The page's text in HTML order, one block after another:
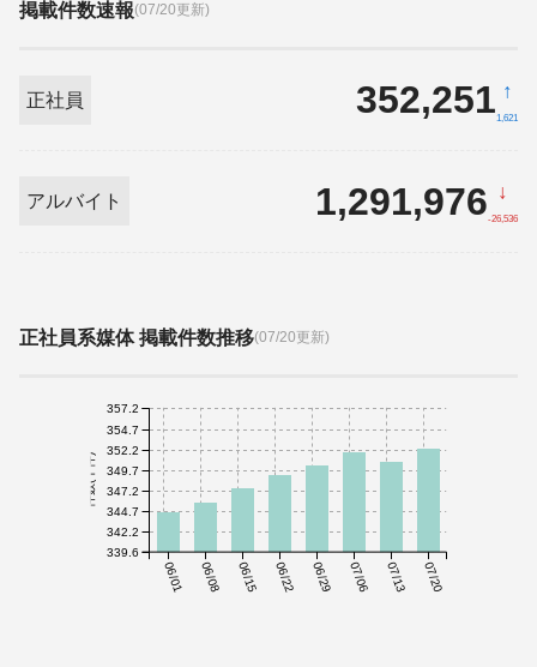
掲載件数速報(07/20更新)
正社員 352,251 ↑
1,621
アルバイト 1,291,976 ↓
-26,536
正社員系媒体 掲載件数推移(07/20更新)
06/01 06/08 06/15 06/22 06/29 07/06 07/13 07/20
件数(千件)
339.6
342.2
344.7
347.2
349.7
352.2
354.7
357.2